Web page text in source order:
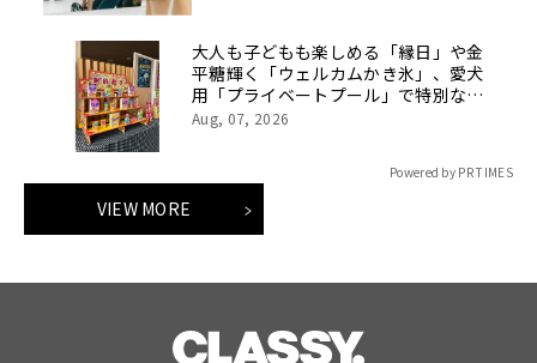
大人も子どもも楽しめる「縁日」や金
平糖輝く「ウェルカムかき氷」、愛犬
用「プライベートプール」で特別な夏
休みをお届け
Aug, 07, 2026
Powered by PR TIMES
VIEW MORE